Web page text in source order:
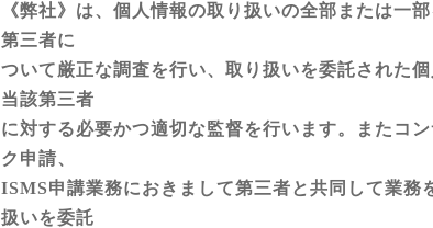
《弊社》は、個人情報の取り扱いの全部または一
第三者に
ついて厳正な調査を行い、取り扱いを委託された
当該第三者
に対する必要かつ適切な監督を行います。またコ
ク申請、
ISMS申講業務におきまして第三者と共同して業務
扱いを委託